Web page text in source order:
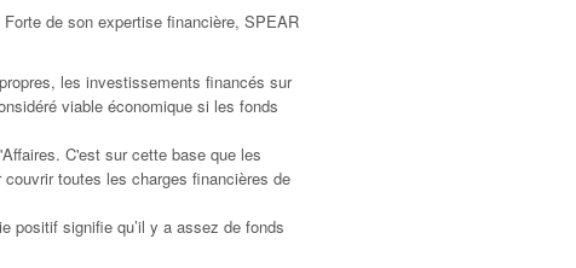
de son expertise financière, SPEAR
les investissements financés sur
viable économique si les fonds
C'est sur cette base que les
toutes les charges financières de
positif signifie qu’il y a assez de fonds